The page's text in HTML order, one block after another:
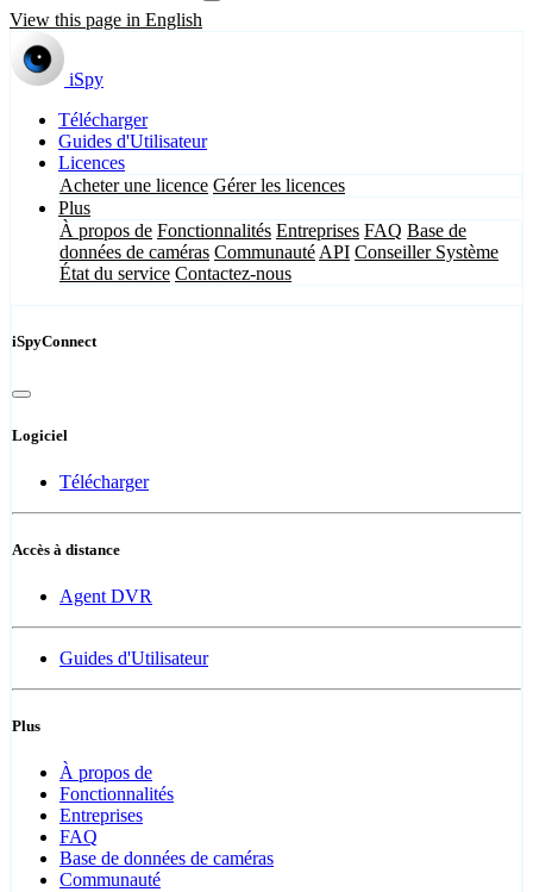
View this page in English
iSpy
Télécharger
Guides d'Utilisateur
Licences
Acheter une licence Gérer les licences
Plus
À propos de Fonctionnalités Entreprises FAQ Base de
données de caméras Communauté API Conseiller Système
État du service Contactez-nous
iSpyConnect
Logiciel
Télécharger
Accès à distance
Agent DVR
Guides d'Utilisateur
Plus
À propos de
Fonctionnalités
Entreprises
FAQ
Base de données de caméras
Communauté